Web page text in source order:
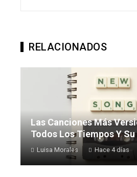
RELACIONADOS
Las Canciones Más
Todos Los Tiempos Y
Luisa Morales Hace 4 días